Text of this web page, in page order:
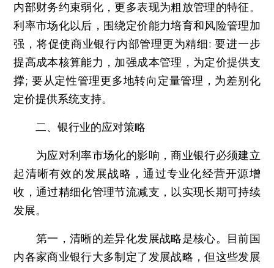
内部财务约束弱化，更多表现为粗放管理的特征。
利率市场化以后，围绕定价能力培育和风险管理加
强，将促使商业银行内部管理更为精细: 要进一步
提高成本核算能力，加强成本管理，为定价提供支
撑; 要从定性管理更多地转向定量管理，为差别化
定价提供系统支持。
二、银行业的应对策略
为应对利率市场化的影响，商业银行必须建立
起清晰有效的发展战略，通过专业化经营开源增
收，通过精细化管理节流减支，以实现长期可持续
发展。
第一，清晰的差异化发展战略是核心。目前国
内各家商业银行大多制定了发展战略，但这些发展